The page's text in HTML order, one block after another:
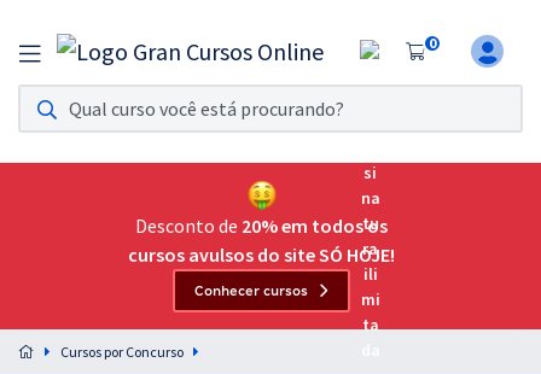
0
Assinatura Ilimitada 11
Acesso a todos os cursos. Teste grátis por 7 dias!
Assinatura OAB Até Passar
Acesso ilimitado a toda preparação para o Exame da
Preparação completa e intensiva para as principais
residências em saúde do Brasil
Desconto de 20% em todos os
cursos avulsos do site SÓ HOJE!
Conhecer cursos
Cursos por Concurso